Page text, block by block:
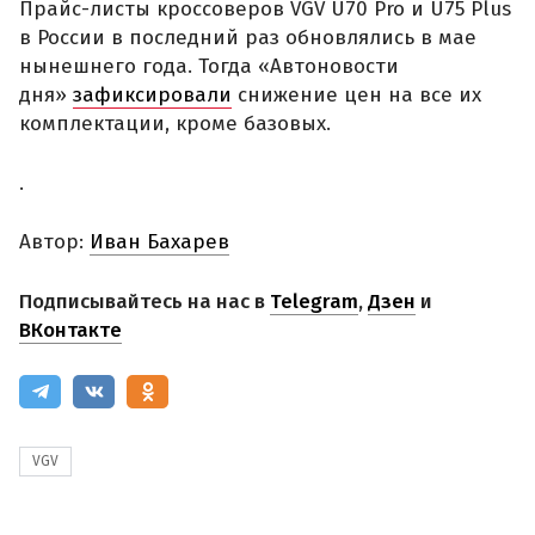
Прайс-листы кроссоверов VGV U70 Pro и U75 Plus
в России в последний раз обновлялись в мае
нынешнего года. Тогда «Автоновости
дня» зафиксировали снижение цен на все их
комплектации, кроме базовых.
.
Автор: Иван Бахарев
Подписывайтесь на нас в Telegram,Дзен и
ВКонтакте
VGV